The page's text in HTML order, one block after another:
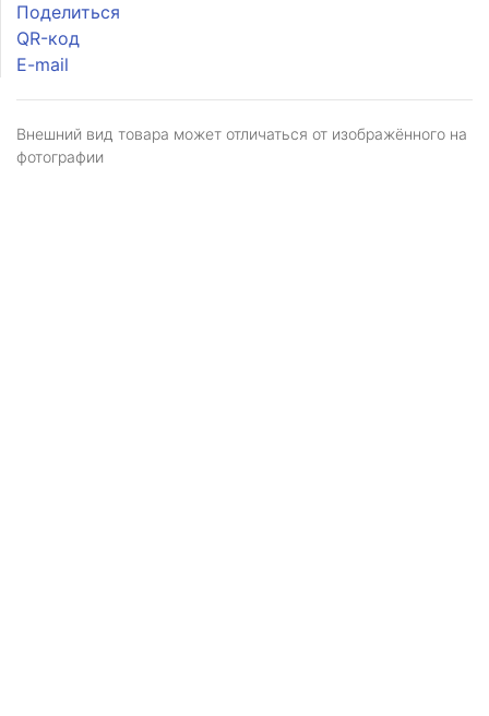
Поделиться
QR-код
E-mail
Внешний вид товара может отличаться от изображённого на
фотографии